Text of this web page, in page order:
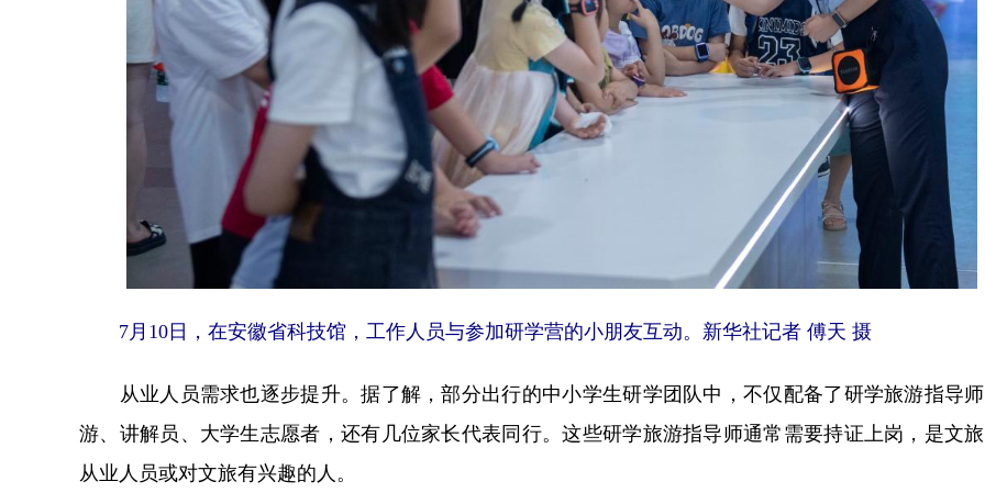
7月10日，在安徽省科技馆，工作人员与参加研学营的小朋友互动。新华社记者 傅天 摄
从业人员需求也逐步提升。据了解，部分出行的中小学生研学团队中，不仅配备了研学旅游指导
游、讲解员、大学生志愿者，还有几位家长代表同行。这些研学旅游指导师通常需要持证上岗，是文
从业人员或对文旅有兴趣的人。